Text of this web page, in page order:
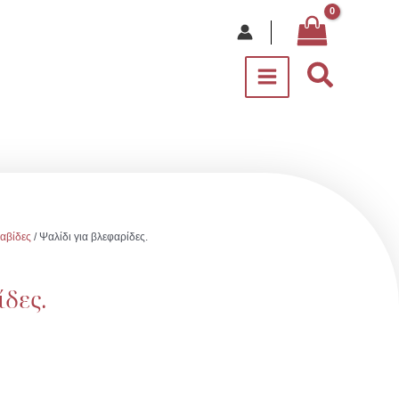
/ Ψαλίδι για βλεφαρίδες.